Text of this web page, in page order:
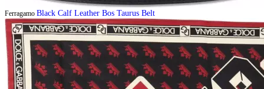
Ferragamo Black Calf Leather Bos Taurus Belt